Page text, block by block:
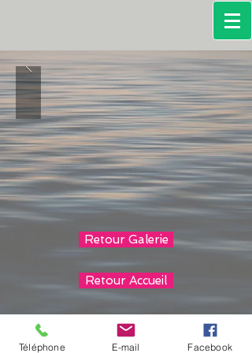
Retour Galerie
Retour Accueil
Téléphone E-mail Facebook